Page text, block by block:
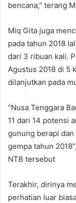
bencana,” terang
Miq Gita juga
pada tahun 2018
dari 3 ribuan kali.
Agustus 2018 di 5
dilanjutkan pada
“Nusa Tenggara
11 dari 14 potensi
gunung berapi
gempa tahun
NTB tersebut
Terakhir, dirinya
perhatian luar